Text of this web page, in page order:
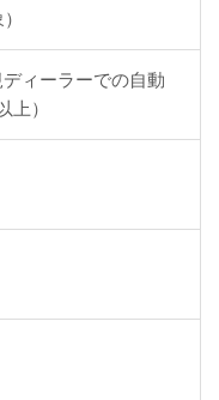
ィーラーでの自動
上）